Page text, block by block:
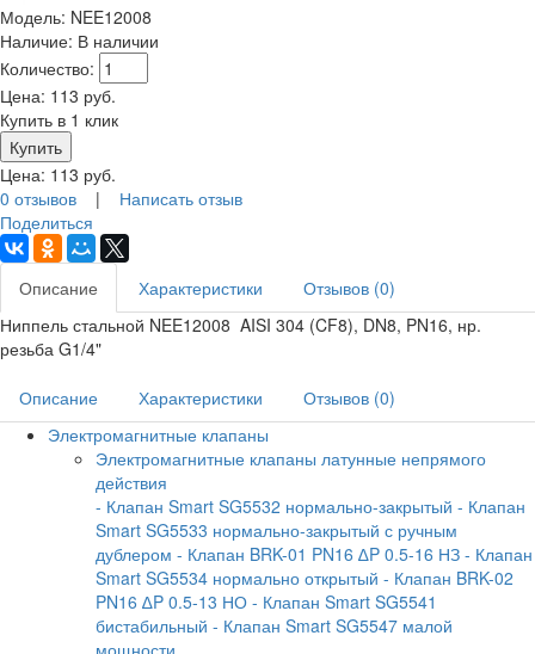
Модель: NEE12008
Наличие: В наличии
Количество:
Цена: 113 руб.
Купить в 1 клик
Цена: 113 руб.
0 отзывов | Написать отзыв
Поделиться
Описание Характеристики
Отзывов (0)
Ниппель стальной NEE12008 AISI 304 (CF8), DN8, PN16, нр.
резьба G1/4"
Описание Характеристики
Отзывов (0)
Электромагнитные клапаны
Электромагнитные клапаны латунные непрямого
действия
- Клапан Smart SG5532 нормально-закрытый - Клапан
Smart SG5533 нормально-закрытый с ручным
дублером - Клапан BRK-01 PN16 ∆P 0.5-16 НЗ - Клапан
Smart SG5534 нормально открытый - Клапан BRK-02
PN16 ∆P 0.5-13 НО - Клапан Smart SG5541
бистабильный - Клапан Smart SG5547 малой
мощности